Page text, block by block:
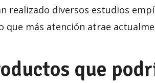
realizado diversos estudios
más atención atrae
que